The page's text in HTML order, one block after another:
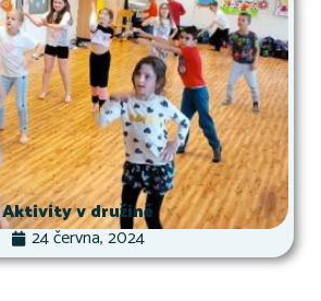
Aktivity v družině
24 června, 2024